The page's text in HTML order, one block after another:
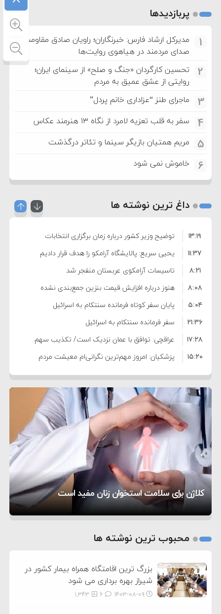
پربازدیدها
1
مدیرکل ارشاد فارس: خبرنگاران؛ راویان صادق مقاومت و
صدای مردمند در هیاهوی روایت‌ها
2
تحسین کارگردان «جنگ و صلح» از سینمای ایران؛
روایتی از عشق عمیق به مردم
3 ماجرای طنز “عزاداری خانم پردل”
4 سفر به قلب تعزیه لامرد از نگاه ۱۳ هنرمند عکاس
5 مریم همتیان بازیگر سینما و تئاتر درگذشت
6 خاموش نمی شود
داغ ترین نوشته ها
توضیح وزیر کشور درباره زمان برگزاری انتخابات
شوراها
۱۳:۱۹
یحیی سریع: پالایشگاه آرامکو را هدف قرار دادیم
۱۱:۳۷
تاسیسات آرامکوی عربستان منفجر شد
۸:۲۱
هنوز درباره افزایش قیمت بنزین جمع‌بندی نشده
است/ کالا برگ قطعا افزایش می‌یابد
۸:۰۸
پایان سفر کوتاه فرمانده سنتکام به اسرائیل
۵:۰۴
سفر فرمانده سنتکام به اسرائیل
۲۱:۳۶
عراقچی: توافق با عمان نزدیک است/ تکذیب سهم
۱۱ درصدی ایران از خزر
۱۷:۲۸
پزشکیان: امروز مهم‌ترین نگرانی‌ام معیشت مردم
است
۱۵:۲۰
ترامپ: مذاکرات با تهران خوب پیش می‌رود
۸:۳۶
بازداشت سفیر پیشین فلسطین در لبنان به اتهام
فساد و اختلاس اموال
۱۰:۳۳
حادثه دریایی در نزدیکی سواحل عمان
۵:۱۷
معاون دفتر پزشکیان: ادعای استعفای رئیس‌جمهور
واهی و کذب محض است
زمان و تاریخ مذاکرات آمریکا و ایران هنوز نهایی
نشده است
۲۰:۳۹
وزیر جنگ آمریکا: ماشین جنگی ما آماده حمله
نظامی علیه ایران است
۶:۵۰
موافقت ترامپ با لغو حمله به ایران
۶:۲۱
کلاژن برای سلامت استخوان زنان مفید است
کمک خورشید به رفع ناترازی برق
تحسین کارگردان «جنگ و صلح» از سینمای ایران؛ روایتی
از عشق عمیق به مردم
2
محبوب ترین نوشته ها
بزرگ ترین اقامتگاه همراه بیمار کشور در
شیراز بهره برداری می شود
۱۴۰۳-۰۸-۰۹ 1,343